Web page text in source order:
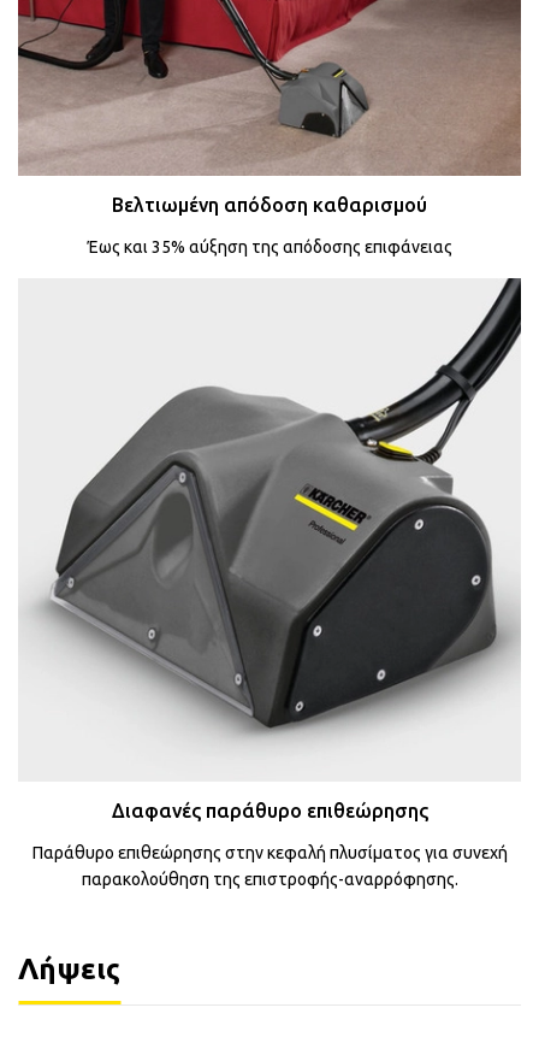
Βελτιωμένη απόδοση καθαρισμού
Έως και 35% αύξηση της απόδοσης επιφάνειας
Διαφανές παράθυρο επιθεώρησης
Παράθυρο επιθεώρησης στην κεφαλή πλυσίματος για συνεχή
παρακολούθηση της επιστροφής-αναρρόφησης.
Λήψεις